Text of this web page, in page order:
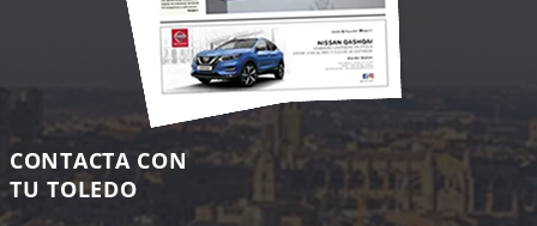
CONTACTA CON
TU TOLEDO